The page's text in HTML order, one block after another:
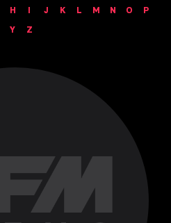
H I J K L M N O
P
Y Z